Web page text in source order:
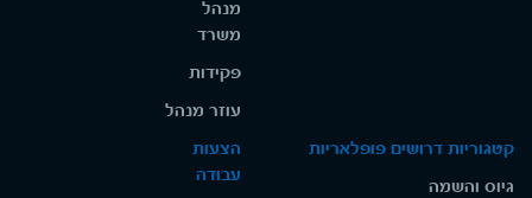
מנהל
משרד
פקידות
עוזר מנהל
קטגוריות דרושים פופלאריות
גיוס והשמה
הצעות
עבודה